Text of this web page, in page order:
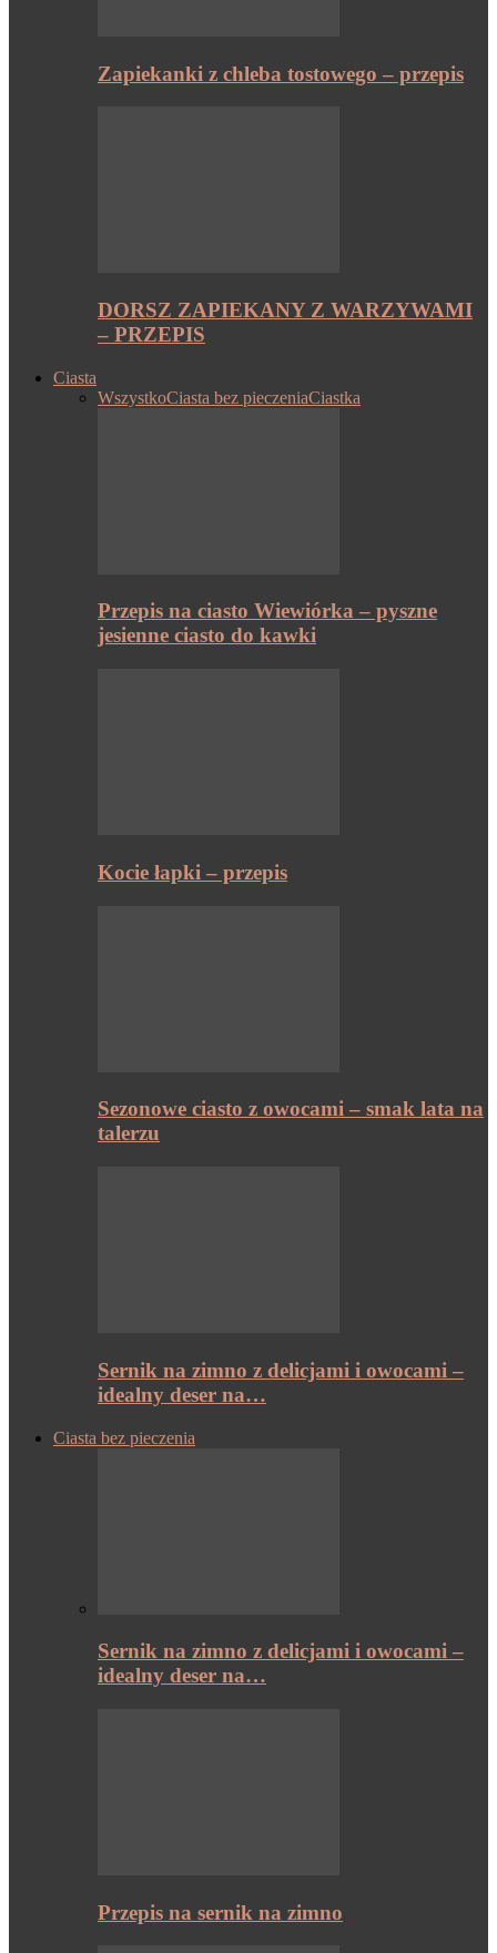
Zapiekanki z chleba tostowego – przepis
DORSZ ZAPIEKANY Z WARZYWAMI
– PRZEPIS
Ciasta
WszystkoCiasta bez pieczeniaCiastka
Przepis na ciasto Wiewiórka – pyszne
jesienne ciasto do kawki
Kocie łapki – przepis
Sezonowe ciasto z owocami – smak lata na
talerzu
Sernik na zimno z delicjami i owocami –
idealny deser na…
Ciasta bez pieczenia
Sernik na zimno z delicjami i owocami –
idealny deser na…
Przepis na sernik na zimno